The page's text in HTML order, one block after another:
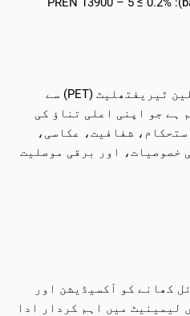
BOPET، اسٹریچڈ پولیتھیلین ٹیریفتھلیٹ (PET) سے
ہے جو اپنی اعلی تناؤ کی
شفافیت، عکاسی،
خصوصیات، اور برقی موصلیت
کھانے کو آکسیڈیشن اور
لیمینیٹ میں اہم کردار ادا